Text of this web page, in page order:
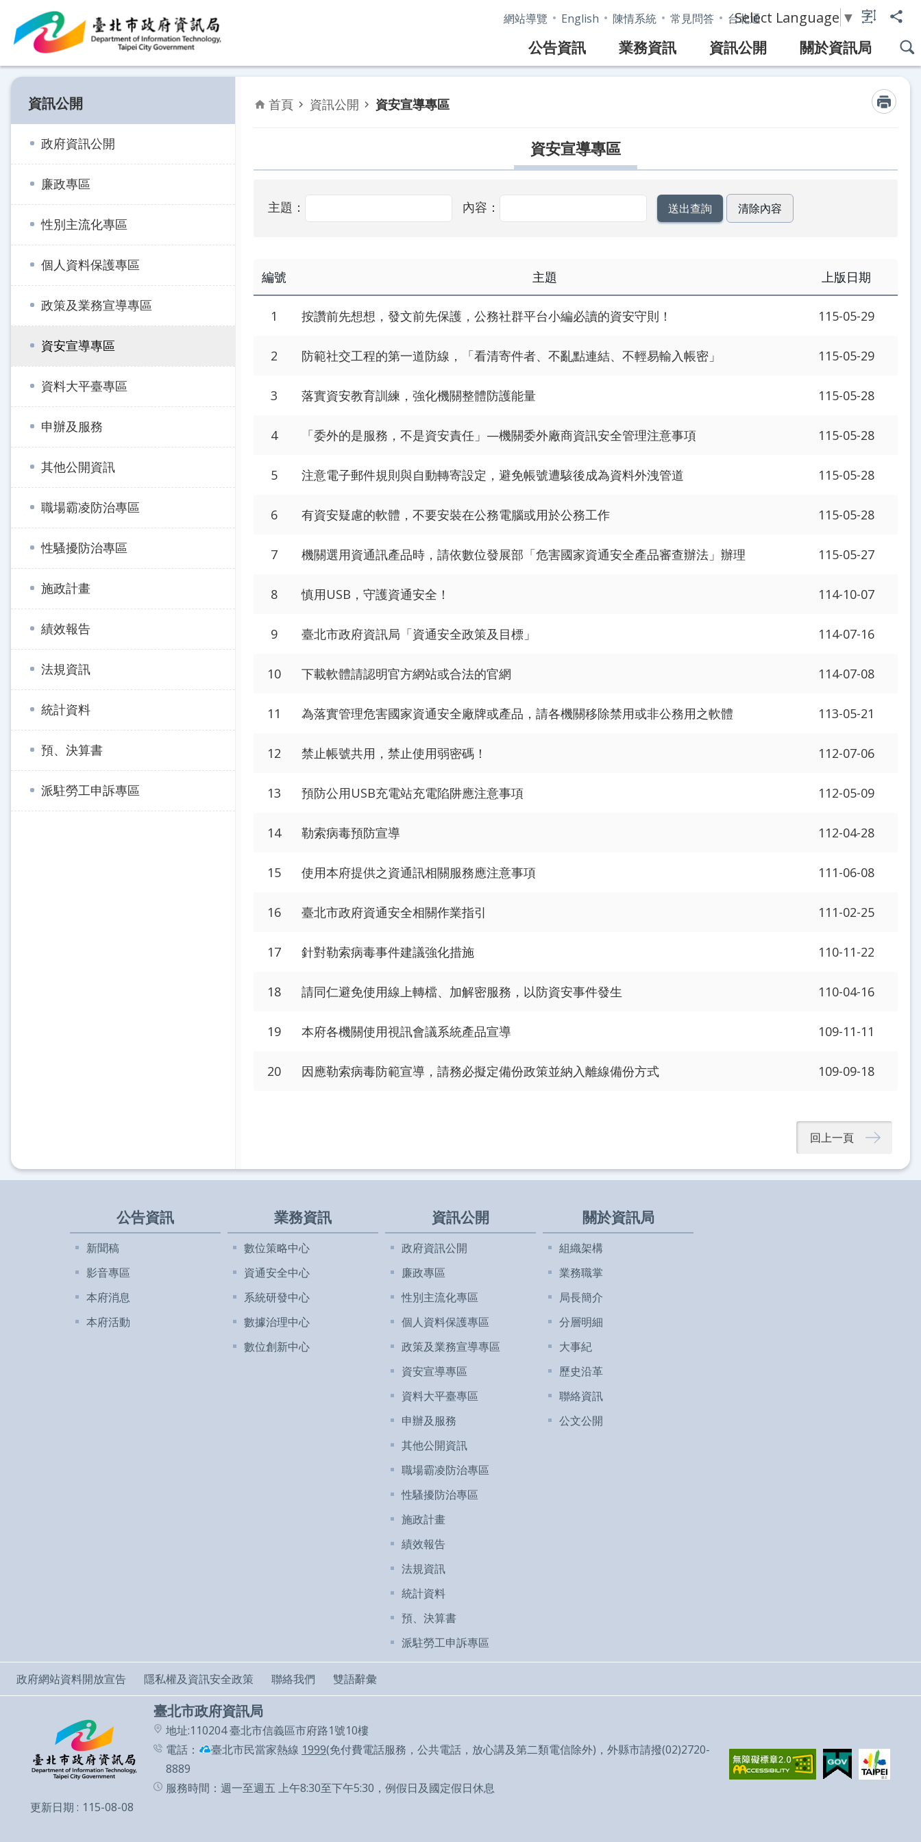
跳到主要內容區塊 網站導覽 English 陳情系統 常見問答 台北通
Select Language ▼
公告資訊 業務資訊 資訊公開 關於資訊局
資訊公開
政府資訊公開
廉政專區
性別主流化專區
個人資料保護專區
政策及業務宣導專區
資安宣導專區
資料大平臺專區
申辦及服務
其他公開資訊
職場霸凌防治專區
性騷擾防治專區
施政計畫
績效報告
法規資訊
統計資料
預、決算書
派駐勞工申訴專區
首頁 資訊公開 資安宣導專區
資安宣導專區
主題： 內容：
編號 主題 上版日期
1 按讚前先想想，發文前先保護，公務社群平台小編必讀的資安守則！ 115-05-29
2 防範社交工程的第一道防線，「看清寄件者、不亂點連結、不輕易輸入帳密」 115-05-29
3 落實資安教育訓練，強化機關整體防護能量 115-05-28
4 「委外的是服務，不是資安責任」—機關委外廠商資訊安全管理注意事項 115-05-28
5 注意電子郵件規則與自動轉寄設定，避免帳號遭駭後成為資料外洩管道 115-05-28
6 有資安疑慮的軟體，不要安裝在公務電腦或用於公務工作 115-05-28
7 機關選用資通訊產品時，請依數位發展部「危害國家資通安全產品審查辦法」辦理 115-05-27
8 慎用USB，守護資通安全！ 114-10-07
9 臺北市政府資訊局「資通安全政策及目標」 114-07-16
10 下載軟體請認明官方網站或合法的官網 114-07-08
11 為落實管理危害國家資通安全廠牌或產品，請各機關移除禁用或非公務用之軟體 113-05-21
12 禁止帳號共用，禁止使用弱密碼！ 112-07-06
13 預防公用USB充電站充電陷阱應注意事項 112-05-09
14 勒索病毒預防宣導 112-04-28
15 使用本府提供之資通訊相關服務應注意事項 111-06-08
16 臺北市政府資通安全相關作業指引 111-02-25
17 針對勒索病毒事件建議強化措施 110-11-22
18 請同仁避免使用線上轉檔、加解密服務，以防資安事件發生 110-04-16
19 本府各機關使用視訊會議系統產品宣導 109-11-11
20 因應勒索病毒防範宣導，請務必擬定備份政策並納入離線備份方式 109-09-18
回上一頁
公告資訊
新聞稿
影音專區
本府消息
本府活動
業務資訊
數位策略中心
資通安全中心
系統研發中心
數據治理中心
數位創新中心
資訊公開
政府資訊公開
廉政專區
性別主流化專區
個人資料保護專區
政策及業務宣導專區
資安宣導專區
資料大平臺專區
申辦及服務
其他公開資訊
職場霸凌防治專區
性騷擾防治專區
施政計畫
績效報告
法規資訊
統計資料
預、決算書
派駐勞工申訴專區
關於資訊局
組織架構
業務職掌
局長簡介
分層明細
大事紀
歷史沿革
聯絡資訊
公文公開
政府網站資料開放宣告 隱私權及資訊安全政策 聯絡我們 雙語辭彙
臺北市政府資訊局
地址:110204 臺北市信義區市府路1號10樓
電話：
臺北市民當家熱線 1999(免付費電話服務，公共電話，放心講及第二類電信除外)，外縣市請撥(02)2720-
8889
服務時間：週一至週五 上午8:30至下午5:30，例假日及國定假日休息
更新日期
115-08-08